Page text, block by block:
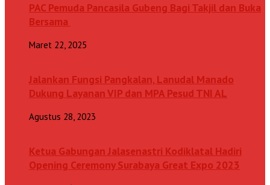
PAC Pemuda Pancasila Gubeng Bagi Takjil dan Buka
Bersama
Maret 22, 2025
Jalankan Fungsi Pangkalan, Lanudal Manado
Dukung Layanan VIP dan MPA Pesud TNI AL
Agustus 28, 2023
Ketua Gabungan Jalasenastri Kodiklatal Hadiri
Opening Ceremony Surabaya Great Expo 2023